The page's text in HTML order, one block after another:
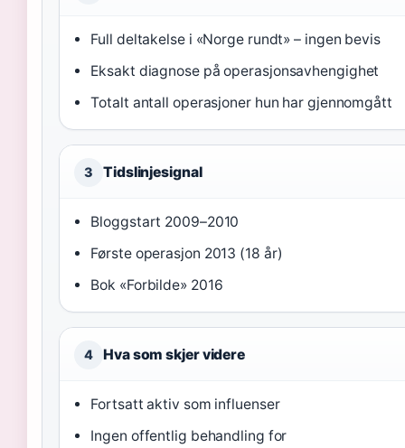
Full deltakelse i «Norge rundt» – ingen bevis
Eksakt diagnose på operasjonsavhengighet
Totalt antall operasjoner hun har gjennomgått
3 Tidslinjesignal
Bloggstart 2009–2010
Første operasjon 2013 (18 år)
Bok «Forbilde» 2016
4 Hva som skjer videre
Fortsatt aktiv som influenser
Ingen offentlig behandling for